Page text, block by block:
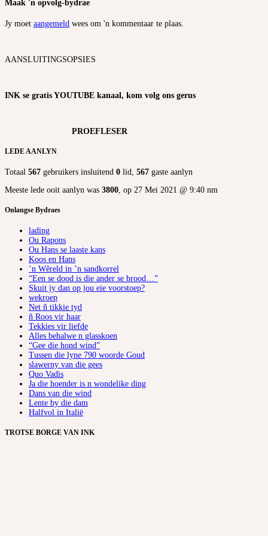
Maak 'n opvolg-bydrae
Jy moet aangemeld wees om 'n kommentaar te plaas.
AANSLUITINGSOPSIES
INK se gratis YOUTUBE kanaal, kom volg ons gerus
PROEFLESER
LEDE AANLYN
Totaal 567 gebruikers insluitend 0 lid, 567 gaste aanlyn
Meeste lede ooit aanlyn was 3800 , op 27 Mei 2021 @ 9:40 nm
Onlangse Bydraes
lading
Ou Rapons
Ou Hans se laaste kans
Koos en Hans
’n Wêreld in ’n sandkorrel
“Een se dood is die ander se brood…”
Skuit jy dan op jou eie voorstoep?
wekroep
Net ñ tikkie tyd
ñ Roos vir haar
Tekkies vir liefde
Alles behalwe n glasskoen
“Gee die hond wind”
Tussen die lyne 790 woorde Goud
slawerny van die gees
Quo Vadis
Ja die hoender is n wondelike ding
Dans van die wind
Lente by die dam
Halfvol in Italië
TROTSE BORGE VAN INK